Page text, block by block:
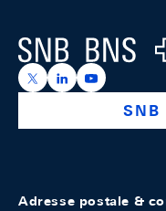
Logo
https://x.com/
https://https://
SNB
Adresse postale &